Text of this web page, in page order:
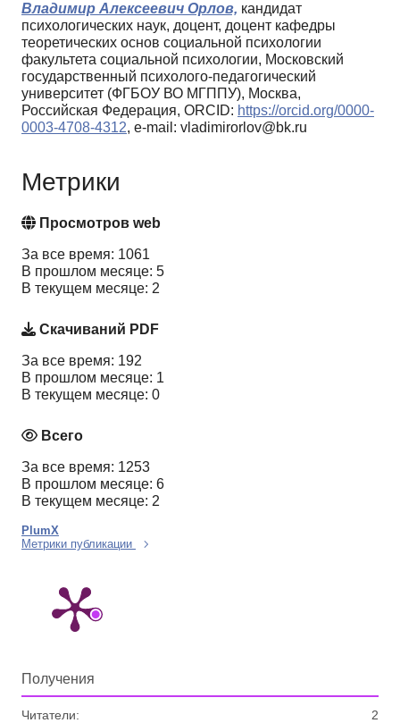
Владимир Алексеевич Орлов, кандидат
психологических наук, доцент, доцент кафедры
теоретических основ социальной психологии
факультета социальной психологии, Московский
государственный психолого-педагогический
университет (ФГБОУ ВО МГППУ), Москва,
Российская Федерация, ORCID: https://orcid.org/0000-
0003-4708-4312, e-mail: vladimirorlov@bk.ru
Метрики
Просмотров web
За все время: 1061
В прошлом месяце: 5
В текущем месяце: 2
Скачиваний PDF
За все время: 192
В прошлом месяце: 1
В текущем месяце: 0
Всего
За все время: 1253
В прошлом месяце: 6
В текущем месяце: 2
PlumX
Метрики публикации
Получения
Читатели: 2